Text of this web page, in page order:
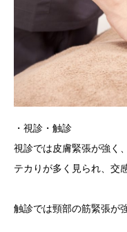
・視診・触診
視診では皮膚緊張が強く
テカりが多く見られ、交
触診では頸部の筋緊張が